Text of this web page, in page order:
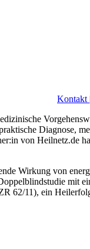
Kontakt
Diagnose,
von Heilnetz.de
Wirkung von
mit
62/11), ein